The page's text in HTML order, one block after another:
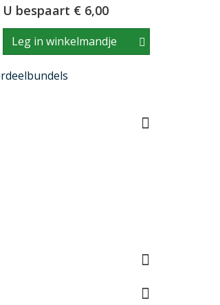
U bespaart € 6,00
Leg in winkelmandje